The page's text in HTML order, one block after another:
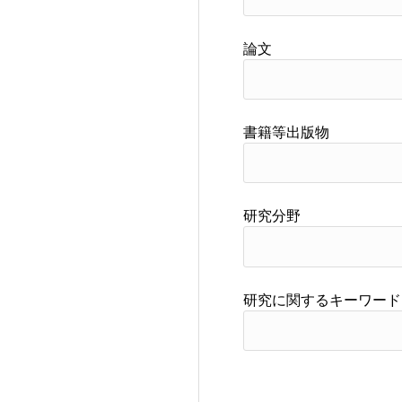
論文
書籍等出版物
研究分野
研究に関するキーワード